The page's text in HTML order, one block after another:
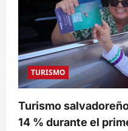
TURISMO
Turismo
14 % durante el